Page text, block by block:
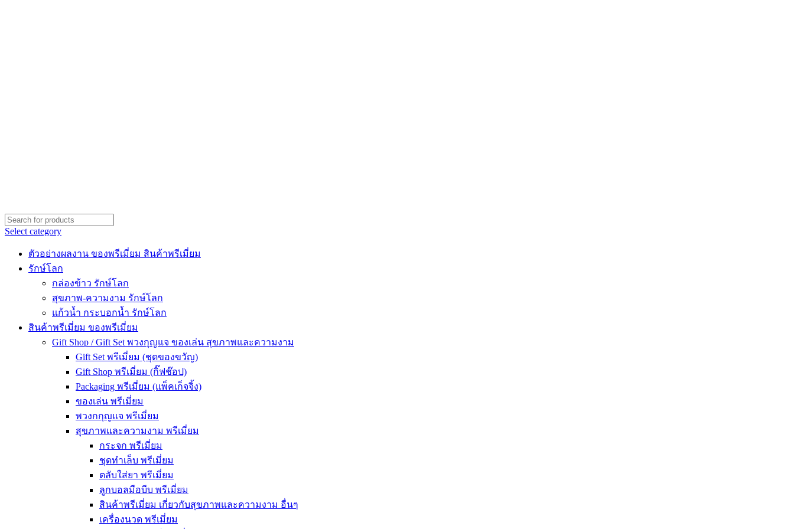
Select category
ตัวอย่างผลงาน ของพรีเมี่ยม สินค้าพรีเมี่ยม
รักษ์โลก
กล่องข้าว รักษ์โลก
สุขภาพ-ความงาม รักษ์โลก
แก้วน้ำ กระบอกน้ำ รักษ์โลก
สินค้าพรีเมี่ยม ของพรีเมี่ยม
Gift Shop / Gift Set พวงกุญแจ ของเล่น สุขภาพและความงาม
Gift Set พรีเมี่ยม (ชุดของขวัญ)
Gift Shop พรีเมี่ยม (กิ๊ฟช๊อป)
Packaging พรีเมี่ยม (แพ็คเก็จจิ้ง)
ของเล่น พรีเมี่ยม
พวงกกุญแจ พรีเมี่ยม
สุขภาพและความงาม พรีเมี่ยม
กระจก พรีเมี่ยม
ชุดทำเล็บ พรีเมี่ยม
ตลับใส่ยา พรีเมี่ยม
ลูกบอลมือบีบ พรีเมี่ยม
สินค้าพรีเมี่ยม เกี่ยวกับสุขภาพและความงาม อื่นๆ
เครื่องนวด พรีเมี่ยม